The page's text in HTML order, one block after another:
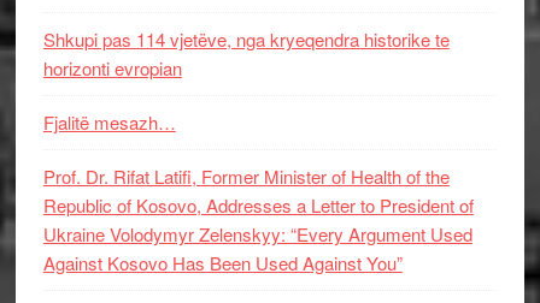
Shkupi pas 114 vjetëve, nga kryeqendra historike te
horizonti evropian
Fjalitë mesazh…
Prof. Dr. Rifat Latifi, Former Minister of Health of the
Republic of Kosovo, Addresses a Letter to President of
Ukraine Volodymyr Zelenskyy: “Every Argument Used
Against Kosovo Has Been Used Against You”